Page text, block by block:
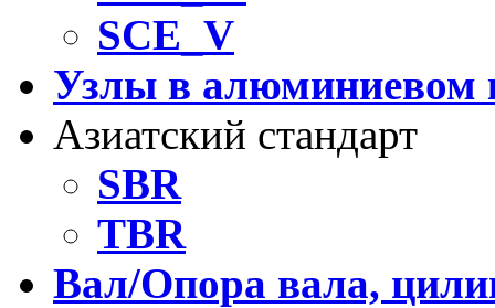
SCE_V
Узлы в алюминиевом
Азиатский стандарт
SBR
TBR
Вал/Опора вала,